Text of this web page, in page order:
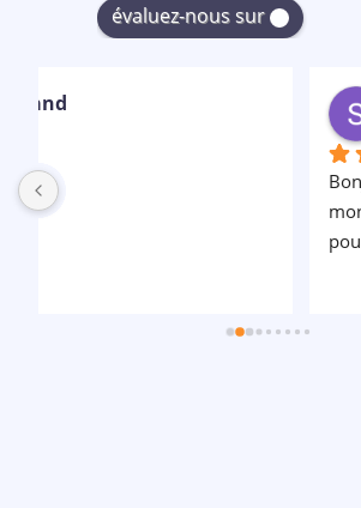
évaluez-nous sur
Bonjour nous sommes venus hier
mon mari on adoré le parc a un
pour votre accueil et la sympathie